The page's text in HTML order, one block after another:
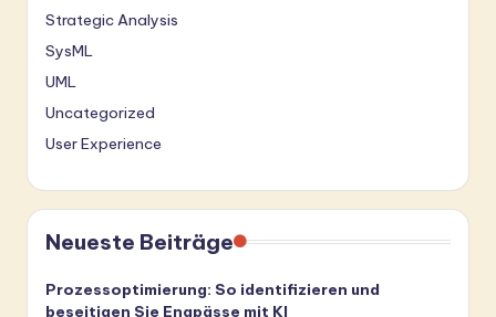
Strategic Analysis
SysML
UML
Uncategorized
User Experience
Neueste Beiträge
Prozessoptimierung: So identifizieren und
beseitigen Sie Engpässe mit KI